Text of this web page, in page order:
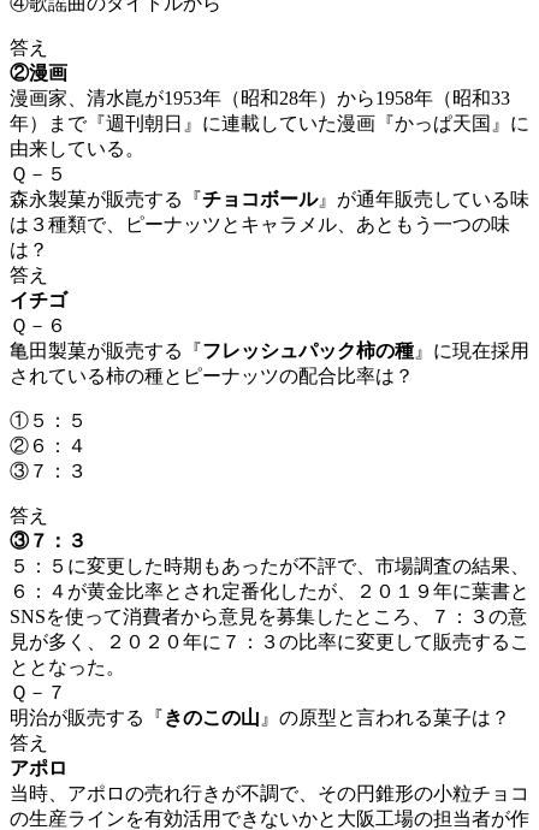
答え
②漫画
漫画家、清水崑が1953年（昭和28年）から1958年（昭和33
年）まで『週刊朝日』に連載していた漫画『かっぱ天国』に
由来している。
Ｑ－５
森永製菓が販売する『チョコボール』が通年販売している味
は３種類で、ピーナッツとキャラメル、あともう一つの味
は？
答え
イチゴ
Ｑ－６
亀田製菓が販売する『フレッシュパック柿の種 』に現在採用
されている柿の種とピーナッツの配合比率は？
①５：５
②６：４
③７：３
答え
③７：３
５：５に変更した時期もあったが不評で、市場調査の結果、
６：４が黄金比率とされ定番化したが、２０１９年に葉書と
SNSを使って消費者から意見を募集したところ、７：３の意
見が多く、２０２０年に７：３の比率に変更して販売するこ
ととなった。
Ｑ－７
明治が販売する『きのこの山 』の原型と言われる菓子は？
答え
アポロ
当時、アポロの売れ行きが不調で、その円錐形の小粒チョコ
の生産ラインを有効活用できないかと大阪工場の担当者が作